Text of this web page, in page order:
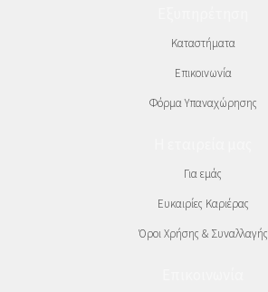
Καταστήματα
Επικοινωνία
Φόρμα Υπαναχώρησης
Για εμάς
Ευκαιρίες Καριέρας
Όροι Χρήσης & Συναλλαγής